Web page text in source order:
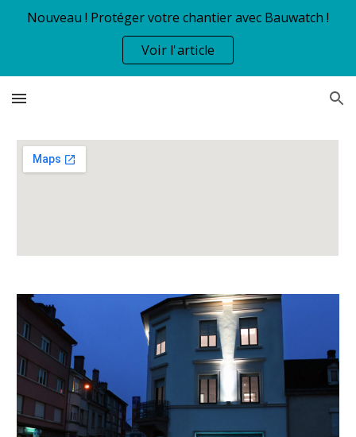
Skip to main content
Nouveau ! Protéger votre chantier avec Bauwatch !
Voir l'article